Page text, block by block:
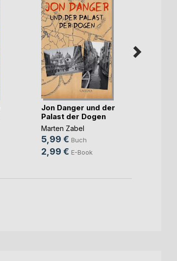
Jon Danger und der
Palast der Dogen
Marten Zabel
5,99 € Buch
2,99 € E-Book